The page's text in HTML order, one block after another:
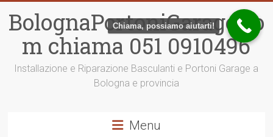
contenuto
BolognaPortoniGarage.co
m chiama 051 0910496
Installazione e Riparazione Basculanti e Portoni Garage a
Bologna e provincia
Menu
Chiama, possiamo aiutarti!